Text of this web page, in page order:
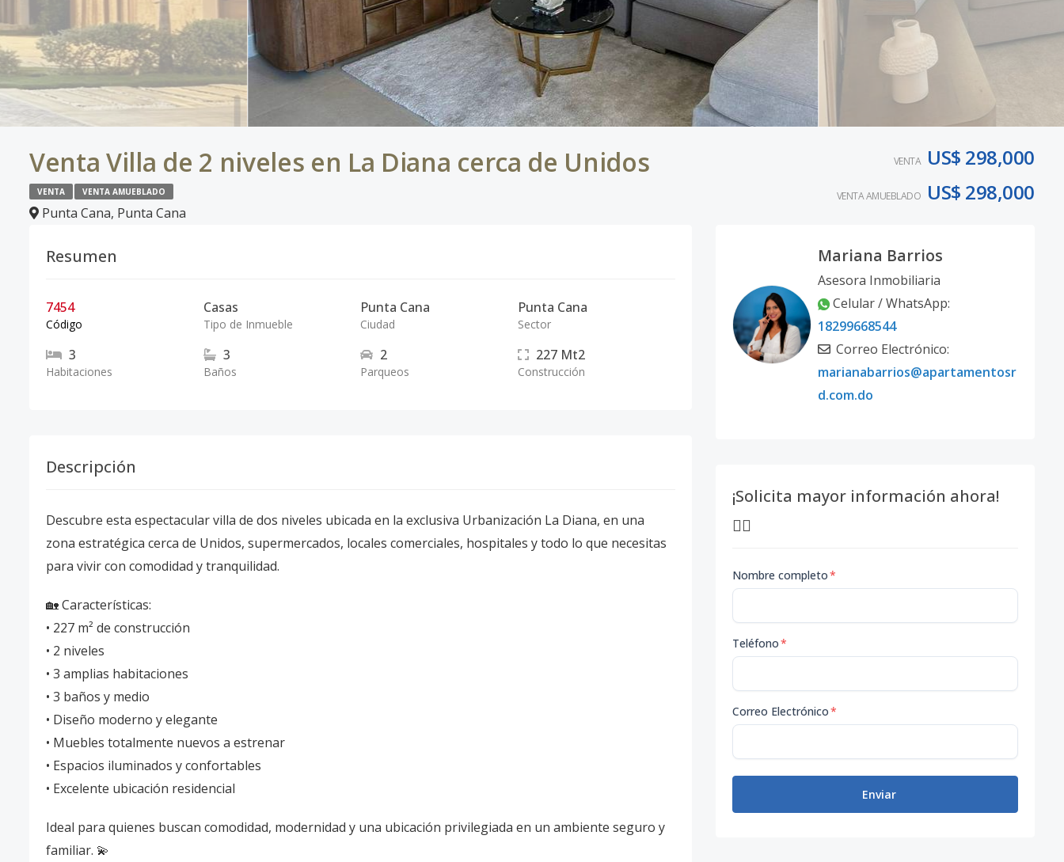
Venta Villa de 2 niveles en La Diana cerca de Unidos
VENTA VENTA AMUEBLADO
Punta Cana, Punta Cana
VENTA US$ 298,000
VENTA AMUEBLADO US$ 298,000
Resumen
7454
Código
Casas
Tipo de Inmueble
Punta Cana
Ciudad
Punta Cana
Sector
3
Habitaciones
3
Baños
2
Parqueos
227 Mt2
Construcción
Descripción
Descubre esta espectacular villa de dos niveles ubicada en la exclusiva Urbanización La Diana, en una
zona estratégica cerca de Unidos, supermercados, locales comerciales, hospitales y todo lo que necesitas
para vivir con comodidad y tranquilidad.
🏡 Características:
• 227 m² de construcción
• 2 niveles
• 3 amplias habitaciones
• 3 baños y medio
• Diseño moderno y elegante
• Muebles totalmente nuevos a estrenar
• Espacios iluminados y confortables
• Excelente ubicación residencial
Ideal para quienes buscan comodidad, modernidad y una ubicación privilegiada en un ambiente seguro y
familiar. 💫
Mariana Barrios
Asesora Inmobiliaria
Celular / WhatsApp:
18299668544
Correo Electrónico:
marianabarrios@apartamentosr
d.com.do
¡Solicita mayor información ahora!
👇🏽
Nombre completo*
Teléfono*
Correo Electrónico*
Enviar